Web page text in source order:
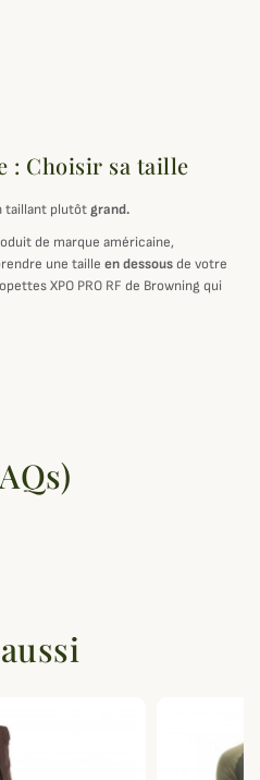
: Choisir sa taille
taillant plutôt grand.
de marque américaine,
une taille en dessousde votre
XPO PRO RF de Browning qui